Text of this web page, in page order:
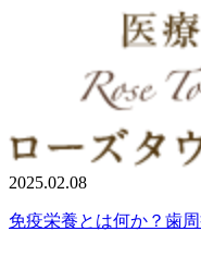
2025.02.08
免疫栄養とは何か？歯